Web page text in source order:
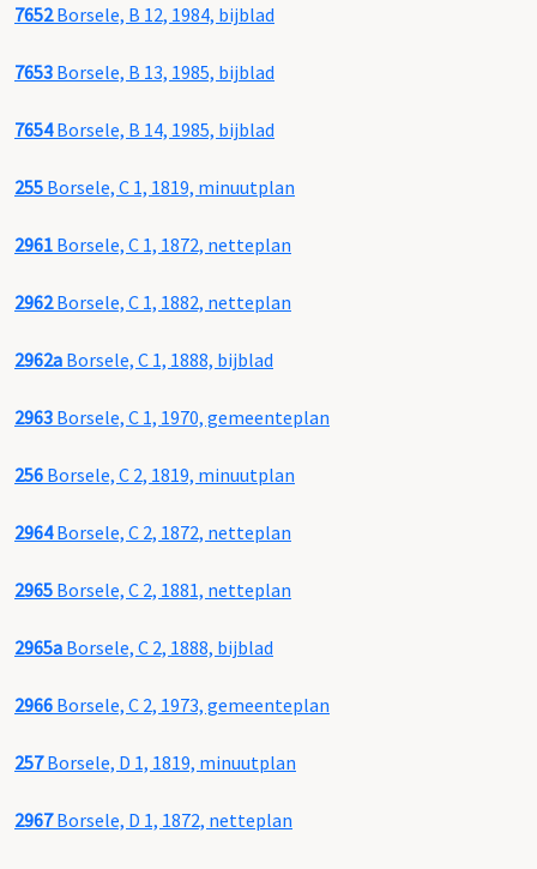
7652Borsele, B 12, 1984, bijblad
7653 Borsele, B 13, 1985, bijblad
7654Borsele, B 14, 1985, bijblad
255 Borsele, C 1, 1819, minuutplan
2961 Borsele, C 1, 1872, netteplan
2962Borsele, C 1, 1882, netteplan
2962a Borsele, C 1, 1888, bijblad
2963 Borsele, C 1, 1970, gemeenteplan
256 Borsele, C 2, 1819, minuutplan
2964Borsele, C 2, 1872, netteplan
2965 Borsele, C 2, 1881, netteplan
2965a Borsele, C 2, 1888, bijblad
2966 Borsele, C 2, 1973, gemeenteplan
257Borsele, D 1, 1819, minuutplan
2967Borsele, D 1, 1872, netteplan